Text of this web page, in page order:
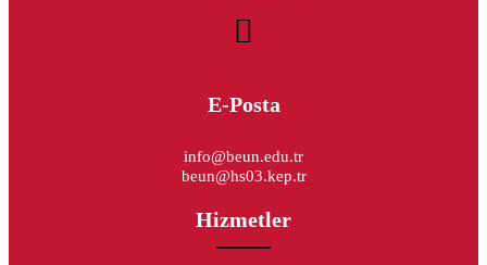
E-Posta
info@beun.edu.tr
beun@hs03.kep.tr
Hizmetler